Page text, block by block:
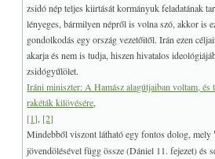
zsidó nép teljes kiirtását kormányuk feladatának
lényeges, bármilyen népről is volna szó, akkor is
gondolkodás egy ország vezetőitől. Irán ezen
akarja és nem is tudja, hiszen hivatalos
zsidógyűlölet.
Iráni miniszter: A Hamász alagútjaiban voltam, és
rakéták kilövésére
[1] [2]
Mindebből viszont látható egy fontos dolog, mely
jövendölésével függ össze (Dániel 11. fejezet) és